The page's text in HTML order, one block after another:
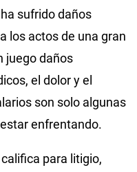
sufrido daños
los actos de una gran
juego daños
el dolor y el
son solo algunas
enfrentando.
para litigio,